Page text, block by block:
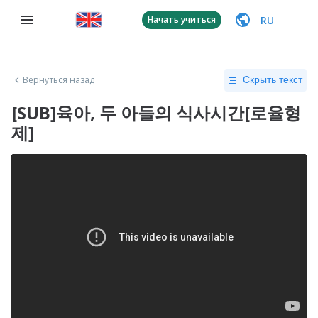
Начать учиться RU
Вернуться назад Скрыть текст
[SUB]육아, 두 아들의 식사시간[로율형
제]